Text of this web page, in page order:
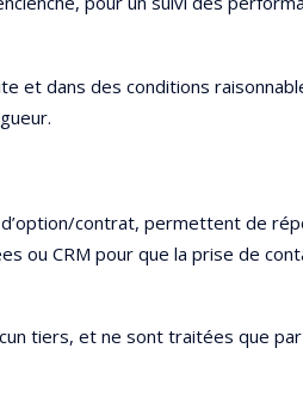
dans des conditions
contrat, permettent de
ou CRM pour que la prise de
tiers, et ne sont traitées que par